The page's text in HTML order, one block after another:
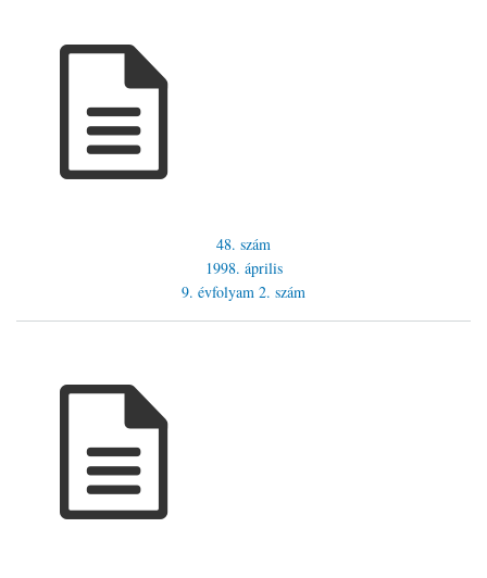
48. szám
1998. április
9. évfolyam 2. szám